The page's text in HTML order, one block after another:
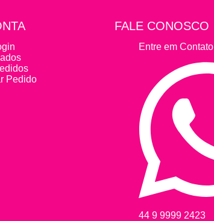
Pedido
FALE CONOSCO
Entre em Contato
44 9 9999 2423